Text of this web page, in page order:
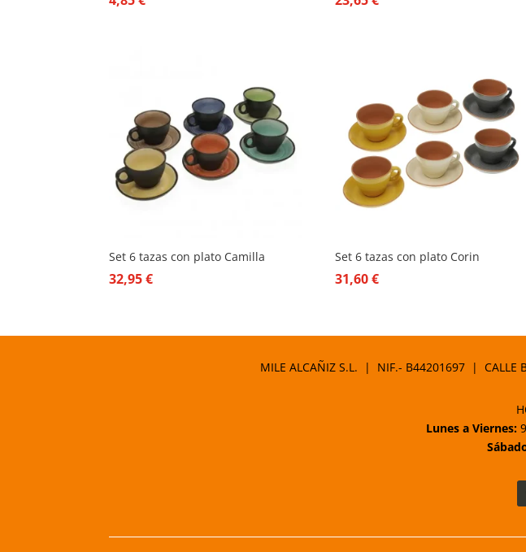
Set 6 tazas con plato Camilla
32,95€
Set 6 tazas con plato Corin
31,60€
MILE ALCAÑIZ S.L. | NIF.- B44201697 | CALLE
Lunes a Viernes: